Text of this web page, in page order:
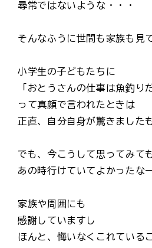
尋常ではないような・・・
そんなふうに世間も家族も見
小学生の子どもたちに
「おとうさんの仕事は魚釣り
って真顔で言われたときは
正直、自分自身が驚きました
でも、今こうして思ってみて
あの時行けていてよかったな
家族や周囲にも
感謝していますし
ほんと、悔いなくこれている